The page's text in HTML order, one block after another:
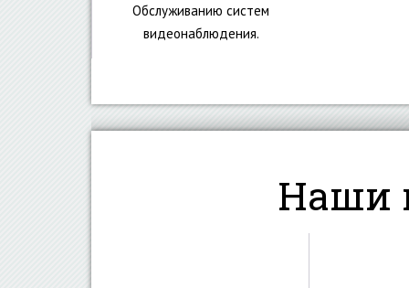
Обслуживанию систем
видеонаблюдения.
Наши